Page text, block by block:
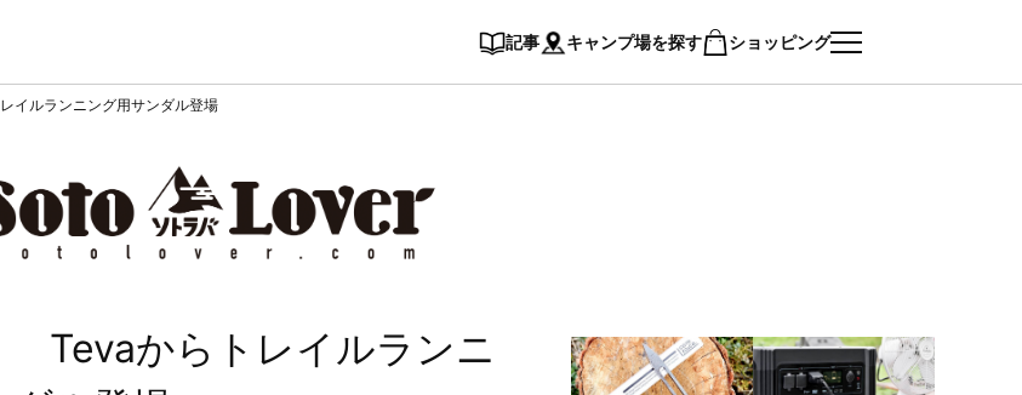
記事 キャンプ場を探す ショッピング
イルランニング用サンダル登場
Tevaからトレイルランニ